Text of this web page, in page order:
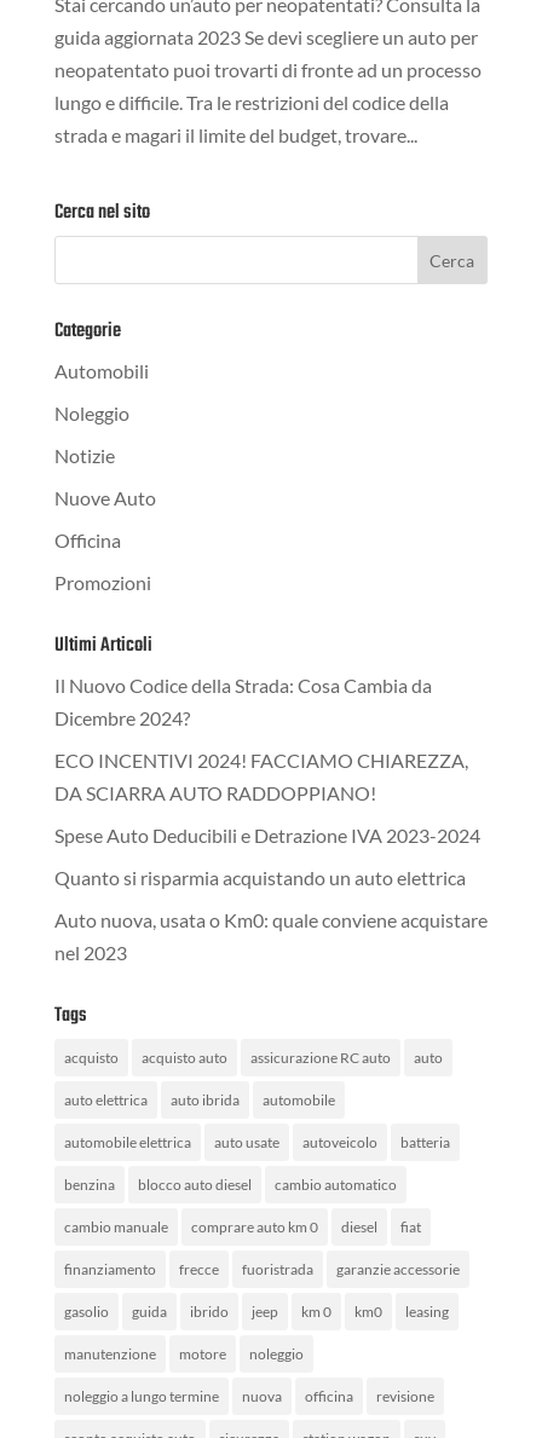
Stai cercando un’auto per neopatentati? Consulta la
guida aggiornata 2023 Se devi scegliere un auto per
neopatentato puoi trovarti di fronte ad un processo
lungo e difficile. Tra le restrizioni del codice della
strada e magari il limite del budget, trovare...
Cerca nel sito
Categorie
Automobili
Noleggio
Notizie
Nuove Auto
Officina
Promozioni
Ultimi Articoli
Il Nuovo Codice della Strada: Cosa Cambia da
Dicembre 2024?
ECO INCENTIVI 2024! FACCIAMO CHIAREZZA,
DA SCIARRA AUTO RADDOPPIANO!
Spese Auto Deducibili e Detrazione IVA 2023-2024
Quanto si risparmia acquistando un auto elettrica
Auto nuova, usata o Km0: quale conviene acquistare
nel 2023
Tags
acquisto acquisto auto assicurazione RC auto auto
auto elettrica auto ibrida automobile
automobile elettrica auto usate autoveicolo batteria
benzina blocco auto diesel cambio automatico
cambio manuale comprare auto km 0 diesel fiat
finanziamento frecce fuoristrada garanzie accessorie
gasolio guida ibrido jeep km 0 km0 leasing
manutenzione motore noleggio
noleggio a lungo termine nuova officina revisione